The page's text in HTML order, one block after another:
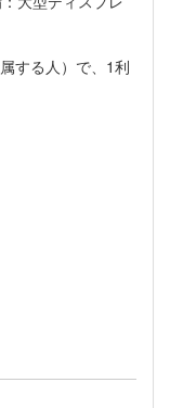
する人）で、1利